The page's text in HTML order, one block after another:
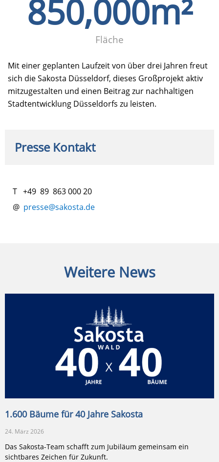
Fläche
850,000m²
Mit einer geplanten Laufzeit von über drei Jahren freut
sich die Sakosta Düsseldorf, dieses Großprojekt aktiv
mitzugestalten und einen Beitrag zur nachhaltigen
Stadtentwicklung Düsseldorfs zu leisten.
Presse Kontakt
T +49 89 863 000 20
@ presse@sakosta.de
Weitere News
1.600 Bäume für 40 Jahre Sakosta
24. März 2026
Das Sakosta-Team schafft zum Jubiläum gemeinsam ein
sichtbares Zeichen für Zukunft.